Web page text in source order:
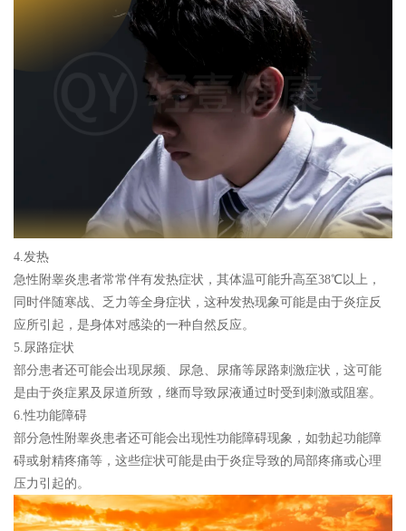
4.发热
急性附睾炎患者常常伴有发热症状，其体温可能升高至38℃以上，
同时伴随寒战、乏力等全身症状，这种发热现象可能是由于炎症反
应所引起，是身体对感染的一种自然反应。
5.尿路症状
部分患者还可能会出现尿频、尿急、尿痛等尿路刺激症状，这可能
是由于炎症累及尿道所致，继而导致尿液通过时受到刺激或阻塞。
6.性功能障碍
部分急性附睾炎患者还可能会出现性功能障碍现象，如勃起功能障
碍或射精疼痛等，这些症状可能是由于炎症导致的局部疼痛或心理
压力引起的。